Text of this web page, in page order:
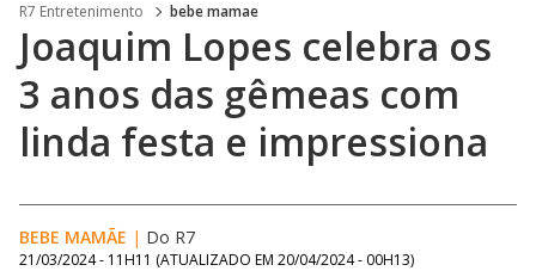
R7 Entretenimento bebe mamae
Joaquim Lopes celebra os
3 anos das gêmeas com
linda festa e impressiona
BEBE MAMÃE | Do R7
21/03/2024 - 11H11 (ATUALIZADO EM 20/04/2024 - 00H13)